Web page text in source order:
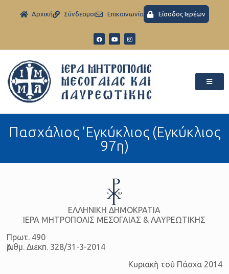
Aρχική Σύνδεσμοι Eπικοινωνία Είσοδος Ιερέων
Πασχάλιος ’Εγκύκλιος (Εγκύκλιος
97η)
ΕΛΛΗΝΙΚΗ ΔΗΜΟΚΡΑΤΙΑ
ΙΕΡΑ ΜΗΤΡΟΠΟΛΙΣ ΜΕΣΟΓΑΙΑΣ & ΛΑΥΡΕΩΤΙΚΗΣ
Πρωτ. 490
Ἀριθμ. Διεκπ. 328/31-3-2014
Κυριακὴ τοῦ Πάσχα 2014